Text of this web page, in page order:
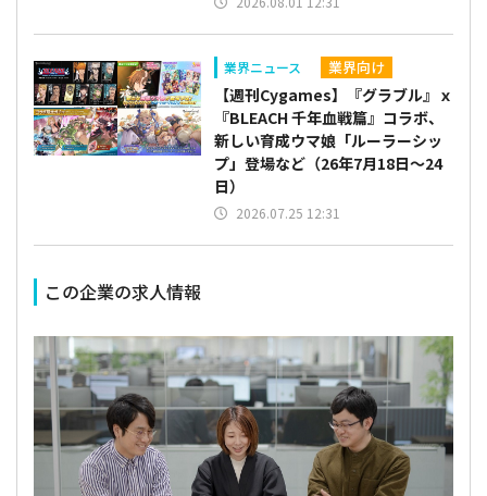
業界ニュース 業界向け
【週刊Cygames】『グラブル』ｘ
『BLEACH 千年血戦篇』コラボ、
新しい育成ウマ娘「ルーラーシッ
プ」登場など（26年7月18日～24
日）
2026.07.25 12:31
この企業の求人情報